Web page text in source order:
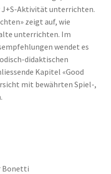
Aktivität unterrichten.
zeigt auf, wie
unterrichten. Im
wendet es
didaktischen
Kapitel «Good
mit bewährten Spiel-,
Bonetti